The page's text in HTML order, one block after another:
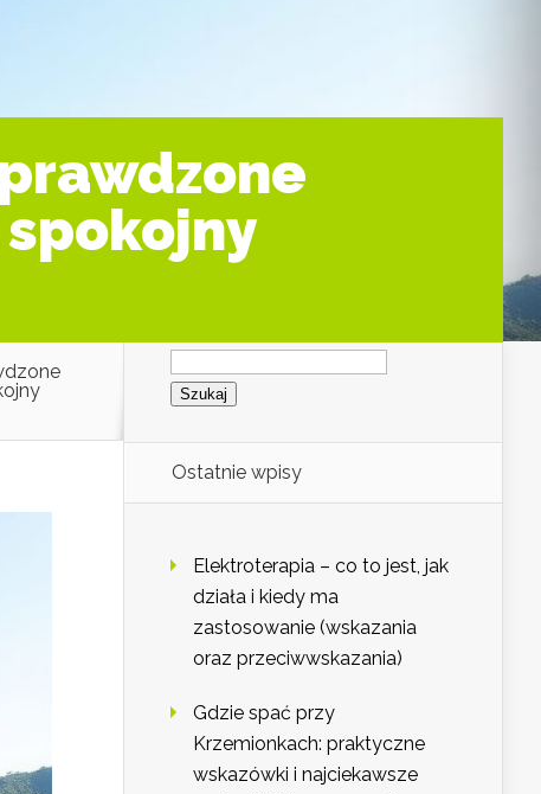
Szukaj:
Ostatnie wpisy
Elektroterapia – co to jest, jak
działa i kiedy ma
zastosowanie (wskazania
oraz przeciwwskazania)
Gdzie spać przy
Krzemionkach: praktyczne
wskazówki i najciekawsze